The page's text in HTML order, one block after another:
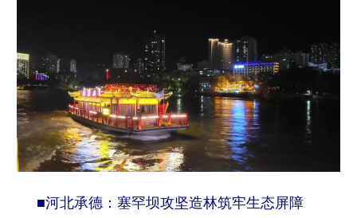
■河北承德：塞罕坝攻坚造林筑牢生态屏障